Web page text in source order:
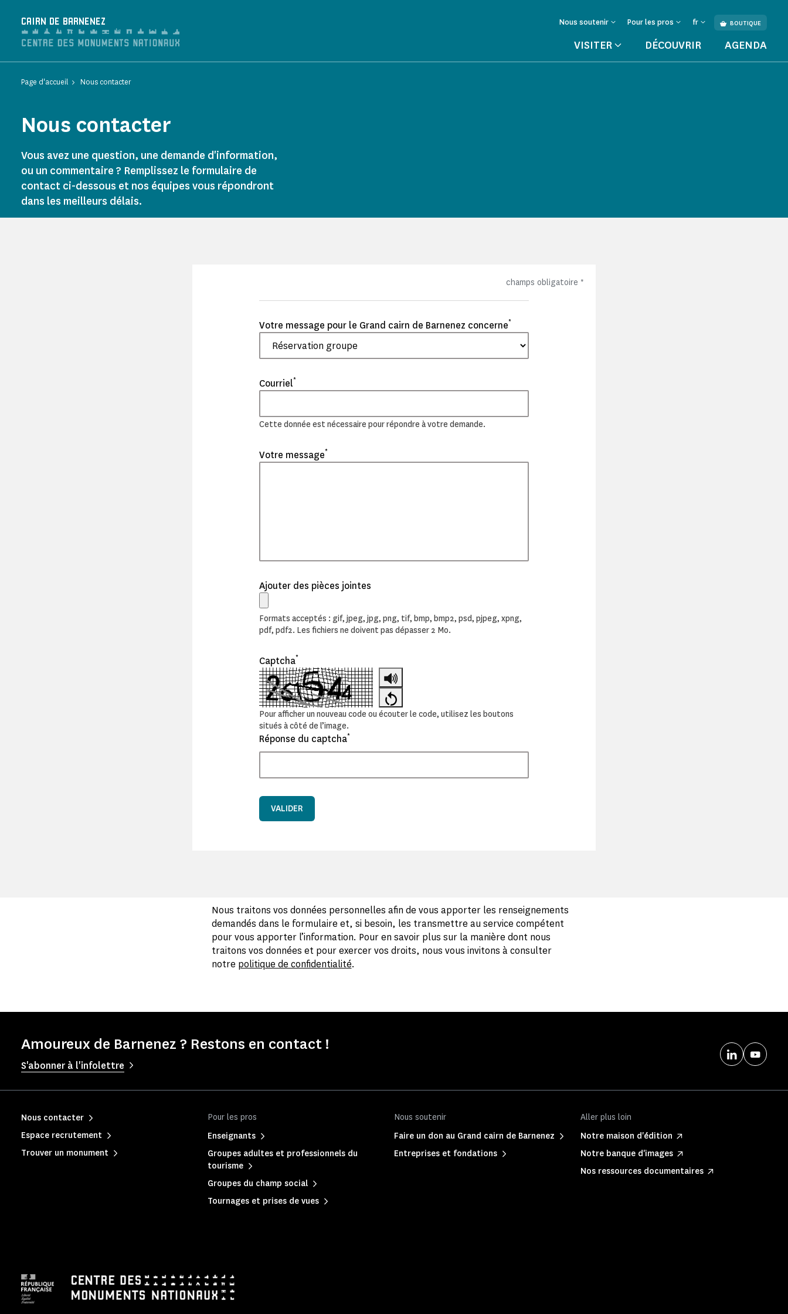
CAIRN DE BARNENEZ Nous soutenir Pour les pros fr BOUTIQUE
VISITER DÉCOUVRIR AGENDA
Page d'accueil Nous contacter
Nous contacter
Vous avez une question, une demande d'information,
ou un commentaire ? Remplissez le formulaire de
contact ci-dessous et nos équipes vous répondront
dans les meilleurs délais.
champs obligatoire *
Votre message pour le Grand cairn de Barnenez concerne*
Courriel*
Cette donnée est nécessaire pour répondre à votre demande.
Votre message*
Ajouter des pièces jointes
Formats acceptés : gif, jpeg, jpg, png, tif, bmp, bmp2, psd, pjpeg, xpng,
pdf, pdf2. Les fichiers ne doivent pas dépasser 2 Mo.
Captcha*
Pour afficher un nouveau code ou écouter le code, utilisez les boutons
situés à côté de l’image.
Réponse du captcha*
VALIDER
Nous traitons vos données personnelles afin de vous apporter les renseignements
demandés dans le formulaire et, si besoin, les transmettre au service compétent
pour vous apporter l’information. Pour en savoir plus sur la manière dont nous
traitons vos données et pour exercer vos droits, nous vous invitons à consulter
notre politique de confidentialité.
Amoureux de Barnenez ? Restons en contact !
S'abonner à l'infolettre
Pour les pros
Enseignants
Groupes adultes et professionnels du
tourisme
Groupes du champ social
Tournages et prises de vues
Nous soutenir
Faire un don au Grand cairn de Barnenez
Entreprises et fondations
Aller plus loin
Notre maison d'édition
Notre banque d'images
Nos ressources documentaires
Nous contacter
Espace recrutement
Trouver un monument